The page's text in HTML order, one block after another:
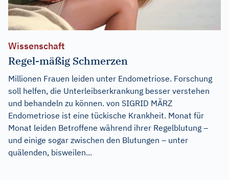
Wissenschaft
Regel-mäßig Schmerzen
Millionen Frauen leiden unter Endometriose. Forschung
soll helfen, die Unterleibserkrankung besser verstehen
und behandeln zu können. von SIGRID MÄRZ
Endometriose ist eine tückische Krankheit. Monat für
Monat leiden Betroffene während ihrer Regelblutung –
und einige sogar zwischen den Blutungen – unter
quälenden, bisweilen...